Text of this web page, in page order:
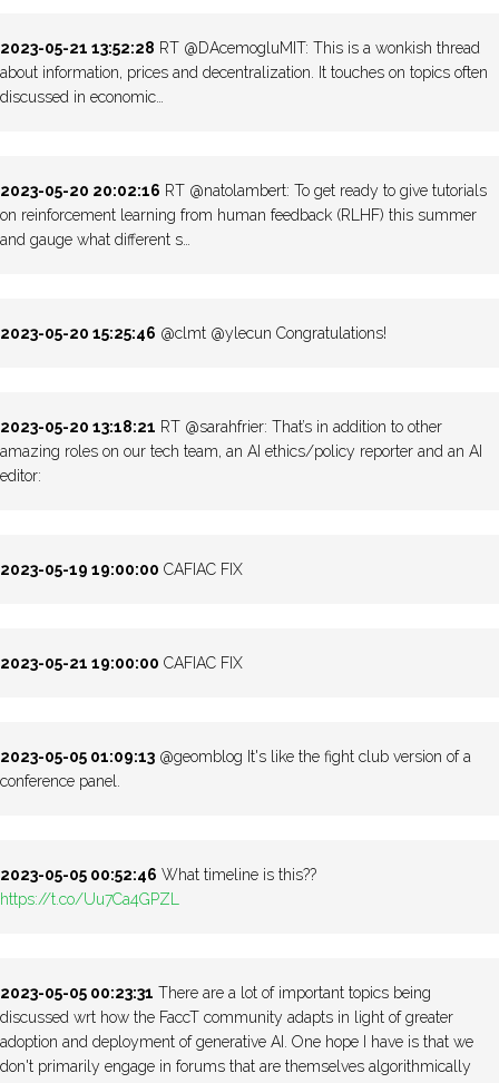
2023-05-21 13:52:28 RT @DAcemogluMIT: This is a wonkish thread
about information, prices and decentralization. It touches on topics often
discussed in economic…
2023-05-20 20:02:16 RT @natolambert: To get ready to give tutorials
on reinforcement learning from human feedback (RLHF) this summer
and gauge what different s…
2023-05-20 15:25:46 @clmt @ylecun Congratulations!
2023-05-20 13:18:21 RT @sarahfrier: That’s in addition to other
amazing roles on our tech team, an AI ethics/policy reporter and an AI
editor:
2023-05-19 19:00:00 CAFIAC FIX
2023-05-21 19:00:00 CAFIAC FIX
2023-05-05 01:09:13 @geomblog It's like the fight club version of a
conference panel.
2023-05-05 00:52:46 What timeline is this??
https://t.co/Uu7Ca4GPZL
2023-05-05 00:23:31 There are a lot of important topics being
discussed wrt how the FaccT community adapts in light of greater
adoption and deployment of generative AI. One hope I have is that we
don't primarily engage in forums that are themselves algorithmically